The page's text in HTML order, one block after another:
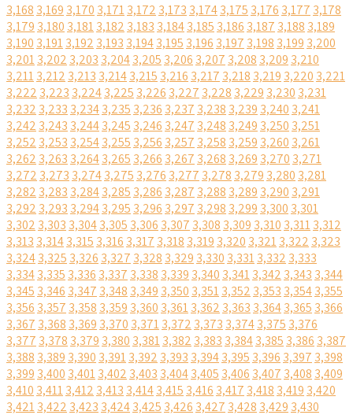
3,168 3,169 3,170 3,1713,172 3,173 3,1743,175 3,176 3,177 3,178
3,179 3,180 3,1813,182 3,183 3,1843,185 3,186 3,187 3,188 3,189
3,190 3,1913,192 3,193 3,1943,195 3,196 3,197 3,198 3,199 3,200
3,2013,202 3,203 3,2043,205 3,206 3,207 3,208 3,209 3,210
3,2113,212 3,213 3,2143,215 3,216 3,217 3,218 3,219 3,220 3,221
3,222 3,223 3,2243,225 3,226 3,227 3,228 3,229 3,230 3,231
3,232 3,233 3,2343,235 3,236 3,237 3,238 3,239 3,240 3,241
3,242 3,243 3,2443,245 3,246 3,247 3,248 3,249 3,250 3,251
3,252 3,253 3,2543,255 3,256 3,257 3,258 3,259 3,260 3,261
3,262 3,263 3,2643,265 3,266 3,267 3,268 3,269 3,270 3,271
3,272 3,273 3,2743,275 3,276 3,277 3,278 3,279 3,280 3,281
3,282 3,283 3,2843,285 3,286 3,287 3,288 3,289 3,290 3,291
3,292 3,293 3,2943,295 3,296 3,297 3,298 3,299 3,300 3,301
3,302 3,303 3,3043,305 3,306 3,307 3,308 3,309 3,310 3,3113,312
3,313 3,3143,315 3,316 3,317 3,318 3,319 3,320 3,3213,322 3,323
3,3243,325 3,326 3,327 3,328 3,329 3,330 3,3313,332 3,333
3,3343,335 3,336 3,337 3,338 3,339 3,340 3,3413,342 3,343 3,344
3,345 3,346 3,347 3,348 3,349 3,350 3,3513,352 3,353 3,3543,355
3,356 3,357 3,358 3,359 3,360 3,3613,362 3,363 3,3643,365 3,366
3,367 3,368 3,369 3,370 3,3713,372 3,373 3,3743,375 3,376
3,377 3,378 3,379 3,380 3,3813,382 3,383 3,3843,385 3,386 3,387
3,388 3,389 3,390 3,3913,392 3,393 3,3943,395 3,396 3,397 3,398
3,399 3,400 3,4013,402 3,403 3,4043,405 3,406 3,407 3,408 3,409
3,410 3,4113,412 3,413 3,4143,415 3,416 3,417 3,418 3,419 3,420
3,4213,422 3,423 3,4243,425 3,426 3,427 3,428 3,429 3,430